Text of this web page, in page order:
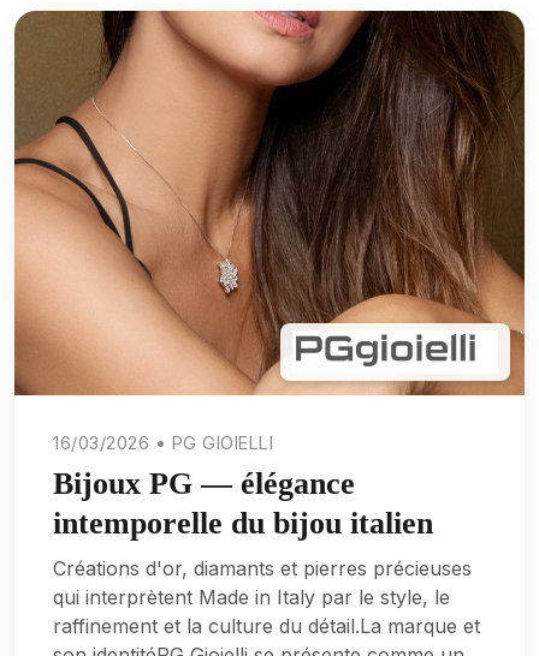
16/03/2026 • PG GIOIELLI
Bijoux PG — élégance
intemporelle du bijou italien
Créations d'or, diamants et pierres précieuses
qui interprètent Made in Italy par le style, le
raffinement et la culture du détail.La marque et